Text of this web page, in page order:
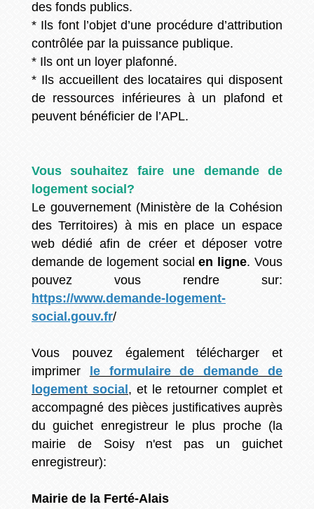
des fonds publics.
* Ils font l’objet d’une procédure d’attribution
contrôlée par la puissance publique.
* Ils ont un loyer plafonné.
* Ils accueillent des locataires qui disposent
de ressources inférieures à un plafond et
peuvent bénéficier de l’APL.
Vous souhaitez faire une demande de
logement social?
Le gouvernement (Ministère de la Cohésion
des Territoires) à mis en place un espace
web dédié afin de créer et déposer votre
demande de logement social en ligne. Vous
pouvez vous rendre sur:
https://www.demande-logement-
social.gouv.fr/
Vous pouvez également télécharger et
imprimer
le formulaire de demande de
logement social , et le retourner complet et
accompagné des pièces justificatives auprès
du guichet enregistreur le plus proche (la
mairie de Soisy n'est pas un guichet
enregistreur):
Mairie de la Ferté-Alais